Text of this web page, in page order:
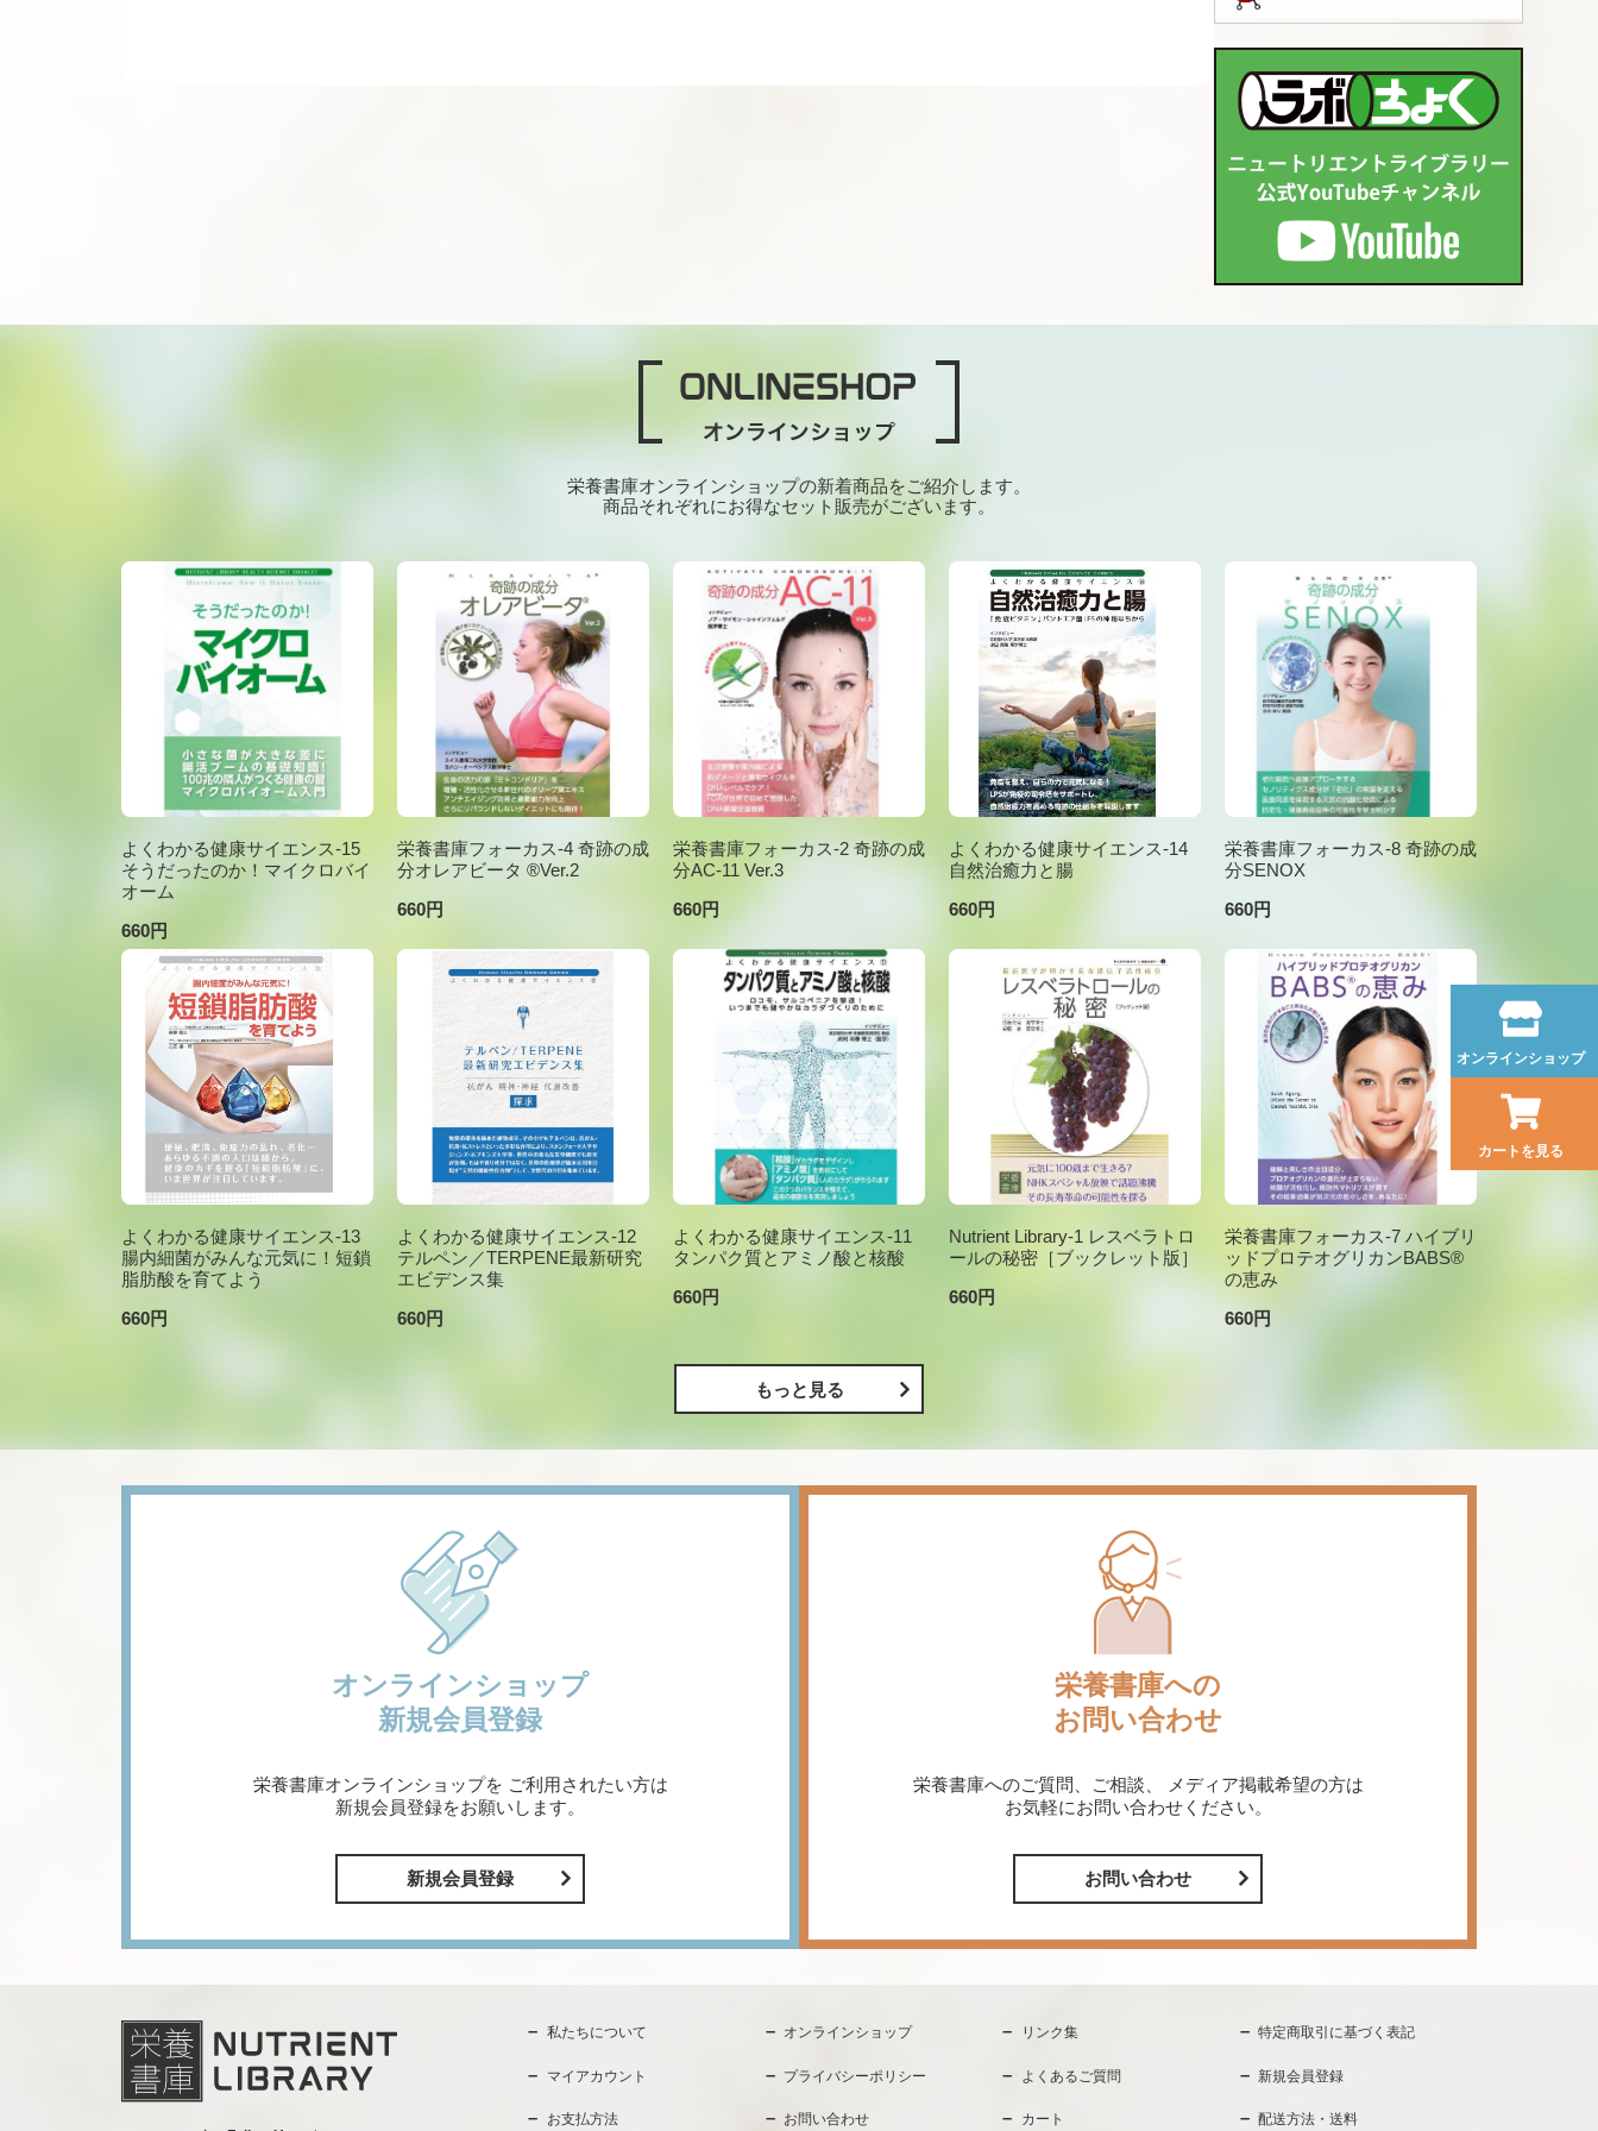
オンラインショップ
カートを見る
栄養書庫オンラインショップの新着商品をご紹介します。
商品それぞれにお得なセット販売がございます。
よくわかる健康サイエンス-15
そうだったのか！マイクロバイ
オーム
660円
栄養書庫フォーカス-4 奇跡の成
分オレアビータ ®Ver.2
660円
栄養書庫フォーカス-2 奇跡の成
分AC-11 Ver.3
660円
よくわかる健康サイエンス-14
自然治癒力と腸
660円
栄養書庫フォーカス-8 奇跡の成
分SENOX
660円
よくわかる健康サイエンス-13
腸内細菌がみんな元気に！短鎖
脂肪酸を育てよう
660円
よくわかる健康サイエンス-12
テルペン／TERPENE最新研究
エビデンス集
660円
よくわかる健康サイエンス-11
タンパク質とアミノ酸と核酸
660円
Nutrient Library-1 レスベラトロ
ールの秘密［ブックレット版］
660円
栄養書庫フォーカス-7 ハイブリ
ッドプロテオグリカンBABS®
の恵み
660円
もっと見る
オンラインショップ
新規会員登録
栄養書庫オンラインショップを ご利用されたい方は
新規会員登録をお願いします。
新規会員登録
栄養書庫への
お問い合わせ
栄養書庫へのご質問、ご相談、
メディア掲載希望の方は
お気軽にお問い合わせください。
お問い合わせ
私たちについて オンラインショップ リンク集 特定商取引に基づく表記
マイアカウント プライバシーポリシー よくあるご質問 新規会員登録
お支払方法 お問い合わせ カート 配送方法・送料